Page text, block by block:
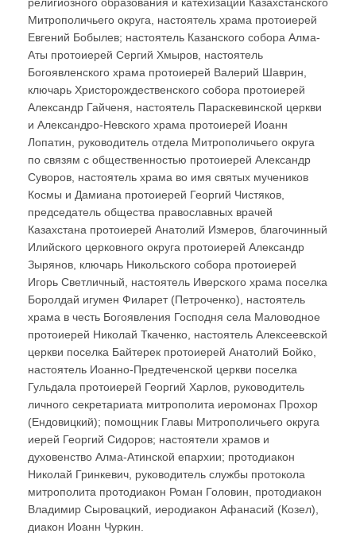
Митрополичьего округа, настоятель храма протоиерей
Евгений Бобылев; настоятель Казанского собора Алма-
Аты протоиерей Сергий Хмыров, настоятель
Богоявленского храма протоиерей Валерий Шаврин,
ключарь Христорождественского собора протоиерей
Александр Гайченя, настоятель Параскевинской церкви
и Александро-Невского храма протоиерей Иоанн
Лопатин, руководитель отдела Митрополичьего округа
по связям с общественностью протоиерей Александр
Суворов, настоятель храма во имя святых мучеников
Космы и Дамиана протоиерей Георгий Чистяков,
председатель общества православных врачей
Казахстана протоиерей Анатолий Измеров, благочинный
Илийского церковного округа протоиерей Александр
Зырянов, ключарь Никольского собора протоиерей
Игорь Светличный, настоятель Иверского храма поселка
Боролдай игумен Филарет (Петроченко), настоятель
храма в честь Богоявления Господня села Маловодное
протоиерей Николай Ткаченко, настоятель Алексеевской
церкви поселка Байтерек протоиерей Анатолий Бойко,
настоятель Иоанно-Предтеченской церкви поселка
Гульдала протоиерей Георгий Харлов, руководитель
личного секретариата митрополита иеромонах Прохор
(Ендовицкий); помощник Главы Митрополичьего округа
иерей Георгий Сидоров; настоятели храмов и
духовенство Алма-Атинской епархии; протодиакон
Николай Гринкевич, руководитель службы протокола
митрополита протодиакон Роман Головин, протодиакон
Владимир Сыровацкий, иеродиакон Афанасий (Козел),
диакон Иоанн Чуркин.